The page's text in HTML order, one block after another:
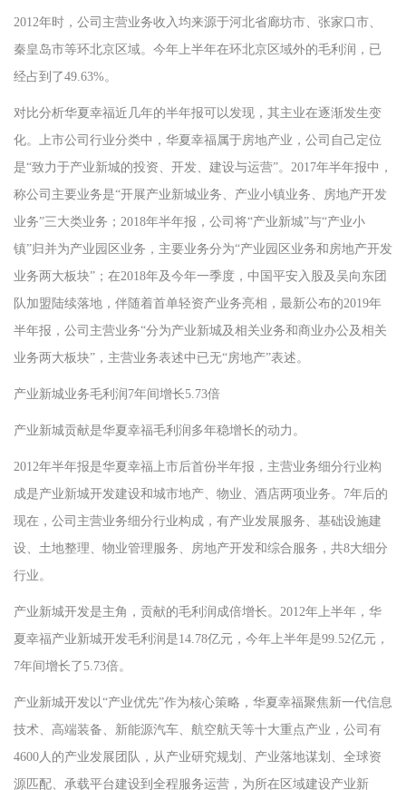
2012年时，公司主营业务收入均来源于河北省廊坊市、张家口市、
秦皇岛市等环北京区域。今年上半年在环北京区域外的毛利润，已
经占到了49.63%。
对比分析华夏幸福近几年的半年报可以发现，其主业在逐渐发生变
化。上市公司行业分类中，华夏幸福属于房地产业，公司自己定位
是“致力于产业新城的投资、开发、建设与运营”。2017年半年报中，
称公司主要业务是“开展产业新城业务、产业小镇业务、房地产开发
业务”三大类业务；2018年半年报，公司将“产业新城”与“产业小
镇”归并为产业园区业务，主要业务分为“产业园区业务和房地产开发
业务两大板块”；在2018年及今年一季度，中国平安入股及吴向东团
队加盟陆续落地，伴随着首单轻资产业务亮相，最新公布的2019年
半年报，公司主营业务“分为产业新城及相关业务和商业办公及相关
业务两大板块”，主营业务表述中已无“房地产”表述。
产业新城业务毛利润7年间增长5.73倍
产业新城贡献是华夏幸福毛利润多年稳增长的动力。
2012年半年报是华夏幸福上市后首份半年报，主营业务细分行业构
成是产业新城开发建设和城市地产、物业、酒店两项业务。7年后的
现在，公司主营业务细分行业构成，有产业发展服务、基础设施建
设、土地整理、物业管理服务、房地产开发和综合服务，共8大细分
行业。
产业新城开发是主角，贡献的毛利润成倍增长。2012年上半年，华
夏幸福产业新城开发毛利润是14.78亿元，今年上半年是99.52亿元，
7年间增长了5.73倍。
产业新城开发以“产业优先”作为核心策略，华夏幸福聚焦新一代信息
技术、高端装备、新能源汽车、航空航天等十大重点产业，公司有
4600人的产业发展团队，从产业研究规划、产业落地谋划、全球资
源匹配、承载平台建设到全程服务运营，为所在区域建设产业新